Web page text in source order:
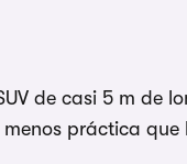
de casi 5 m de
práctica